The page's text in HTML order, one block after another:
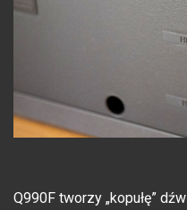
Q990F tworzy „kopułę”